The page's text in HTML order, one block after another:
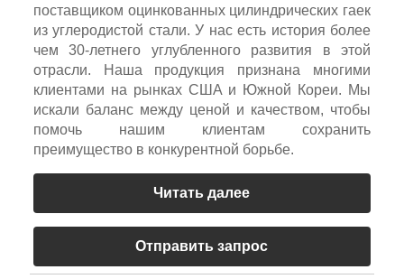
поставщиком оцинкованных цилиндрических гаек
из углеродистой стали. У нас есть история более
чем 30-летнего углубленного развития в этой
отрасли. Наша продукция признана многими
клиентами на рынках США и Южной Кореи. Мы
искали баланс между ценой и качеством, чтобы
помочь нашим клиентам сохранить
преимущество в конкурентной борьбе.
Читать далее
Отправить запрос